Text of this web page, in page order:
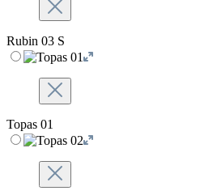
Rubin 03 S
Topas 01